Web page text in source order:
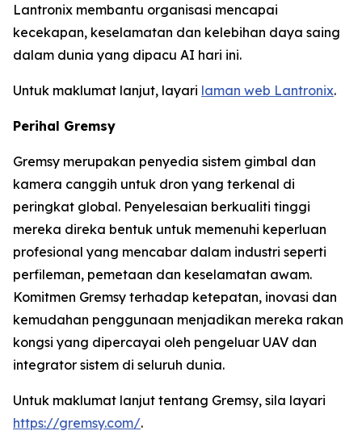
Lantronix membantu organisasi mencapai
kecekapan, keselamatan dan kelebihan daya saing
dalam dunia yang dipacu AI hari ini.
Untuk maklumat lanjut, layari laman web Lantronix.
Perihal Gremsy
Gremsy merupakan penyedia sistem gimbal dan
kamera canggih untuk dron yang terkenal di
peringkat global. Penyelesaian berkualiti tinggi
mereka direka bentuk untuk memenuhi keperluan
profesional yang mencabar dalam industri seperti
perfileman, pemetaan dan keselamatan awam.
Komitmen Gremsy terhadap ketepatan, inovasi dan
kemudahan penggunaan menjadikan mereka rakan
kongsi yang dipercayai oleh pengeluar UAV dan
integrator sistem di seluruh dunia.
Untuk maklumat lanjut tentang Gremsy, sila layari
https://gremsy.com/.